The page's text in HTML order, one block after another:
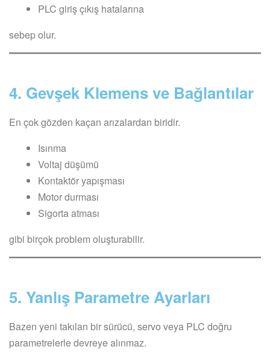
PLC giriş çıkış hatalarına
sebep olur.
4. Gevşek Klemens ve Bağlantılar
En çok gözden kaçan arızalardan biridir.
Isınma
Voltaj düşümü
Kontaktör yapışması
Motor durması
Sigorta atması
gibi birçok problem oluşturabilir.
5. Yanlış Parametre Ayarları
Bazen yeni takılan bir sürücü, servo veya PLC doğru
parametrelerle devreye alınmaz.